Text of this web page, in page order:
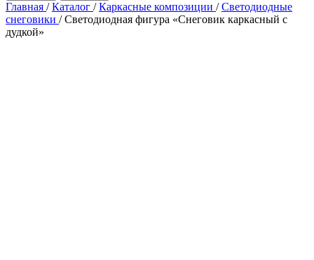
Главная /Каталог /Каркасные композиции /Светодиодные
снеговики /Светодиодная фигура «Снеговик каркасный с
дудкой»